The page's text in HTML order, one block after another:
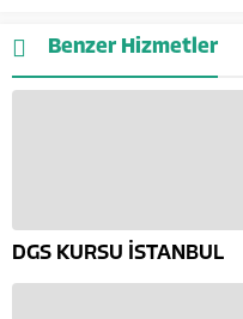
Benzer Hizmetler
DGS KURSU İSTANBUL